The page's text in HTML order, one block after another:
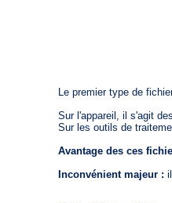
Le premier type de fichier
Sur l'appareil, il s'agit
Sur les outils de
Avantage des ces
Inconvénient majeur :